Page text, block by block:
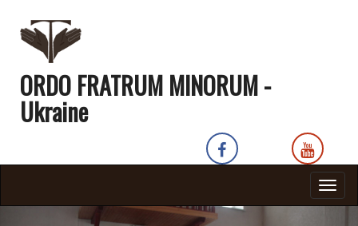
ORDO FRATRUM MINORUM -
Ukraine